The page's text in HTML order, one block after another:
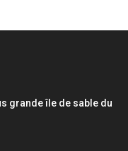
grande île de sable du